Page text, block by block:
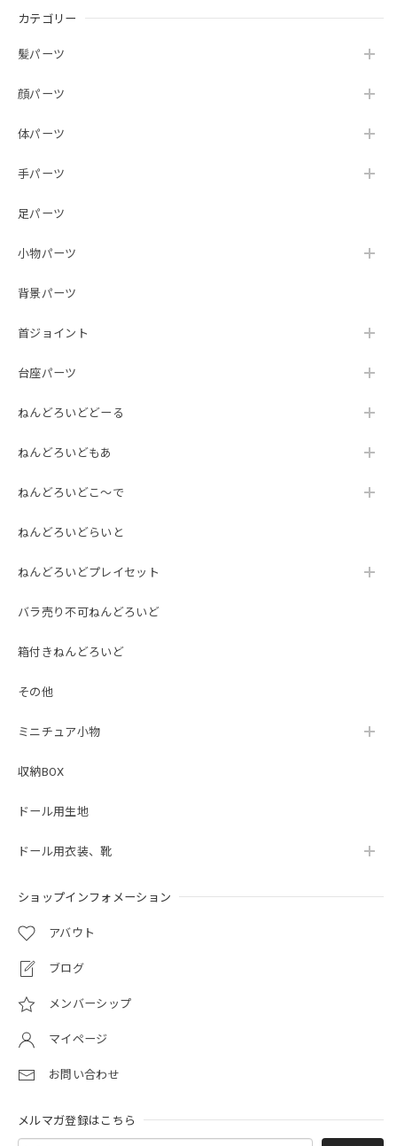
カテゴリー
髪パーツ
顔パーツ
体パーツ
手パーツ
足パーツ
小物パーツ
背景パーツ
首ジョイント
台座パーツ
ねんどろいどどーる
ねんどろいどもあ
ねんどろいどこ～で
ねんどろいどらいと
ねんどろいどプレイセット
バラ売り不可ねんどろいど
箱付きねんどろいど
その他
ミニチュア小物
収納BOX
ドール用生地
ドール用衣装、靴
ショップインフォメーション
アバウト
ブログ
メンバーシップ
マイページ
お問い合わせ
メルマガ登録はこちら